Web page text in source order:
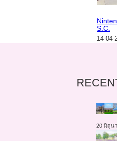
S.C.
14-04-
20 มิถุน